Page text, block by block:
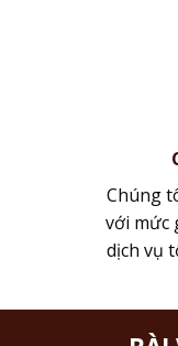
Chúng
với mức
dịch vụ